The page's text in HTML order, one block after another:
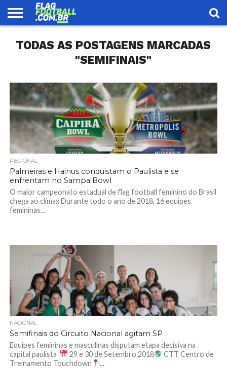
FOOTBALL
ENCONTRE
UMA
SELEÇÃO
BRASILEIRA
LOJA
TODAS AS POSTAGENS MARCADAS
"SEMIFINAIS"
REGIONAL
Palmeiras e Hainus conquistam o Paulista e se
enfrentam no Sampa Bowl
O maior campeonato estadual de flag football feminino do Brasil
chega ao clímax Durante todo o ano de 2018, 16 equipes
femininas...
NACIONAL
Semifinais do Circuito Nacional agitam SP
Equipes femininas e masculinas disputam etapa decisiva na
capital paulista
29 e 30 de Setembro 2018
CTT Centro de
Treinamento Touchdown
...